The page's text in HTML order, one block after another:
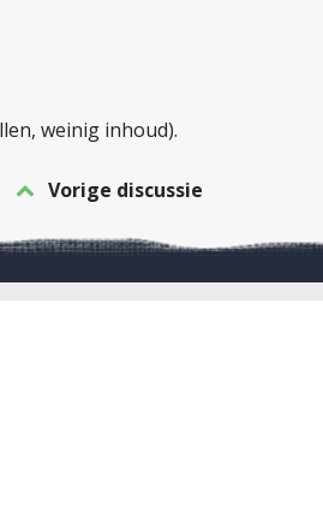
weinig inhoud).
Vorige discussie